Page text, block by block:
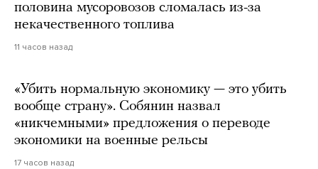
половина мусоровозов сломалась из-за
некачественного топлива
11 часов назад
«Убить нормальную экономику — это убить
вообще страну». Собянин назвал
«никчемными» предложения о переводе
экономики на военные рельсы
17 часов назад